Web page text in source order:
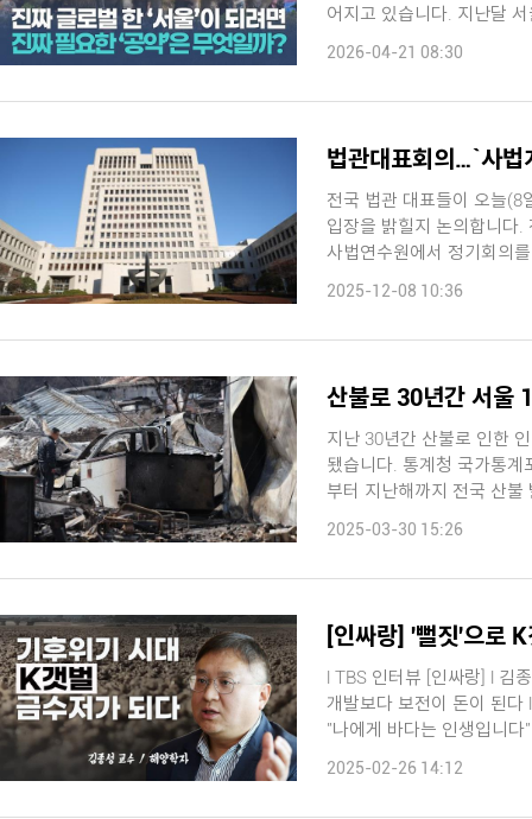
어지고 있습니다. 지난달 서울의 평균 기온은 8.2℃로 역대 3위를 기록했고 이번
달 중 ...
2026-04-21 08:30
법관대표회의…`사법
전국 법관 대표들이 오늘(8
입장을 밝힐지 논의합니다. 전국법관대표회의는 오늘 오전 10시 경기 고양시 일산
사법연수원에서 정기회의
고 있습니다 ...
2025-12-08 10:36
산불로 30년간 서울
지난 30년간 산불로 인한
됐습니다. 통계청 국가통계포털(KOSIS)에 공개된 '산불피해 현황'을 보면, 1995년
부터 지난해까지 전국 산
2025-03-30 15:26
[인싸랑] '뻘짓'으로
l TBS 인터뷰 [인싸랑] l 김
개발보다 보전이 돈이 된다 l 탄소 흡수하는 갯벌, 블루카본 시장 판도를 바꾼다 l
2025-02-26 14:12